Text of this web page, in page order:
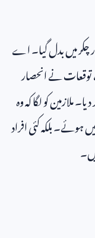
چکر میں بدل گیا۔ اے
توقعات نے انحصار
ملازمین کو لگا کہ وہ
ہوئے۔ بلکہ کئی افراد